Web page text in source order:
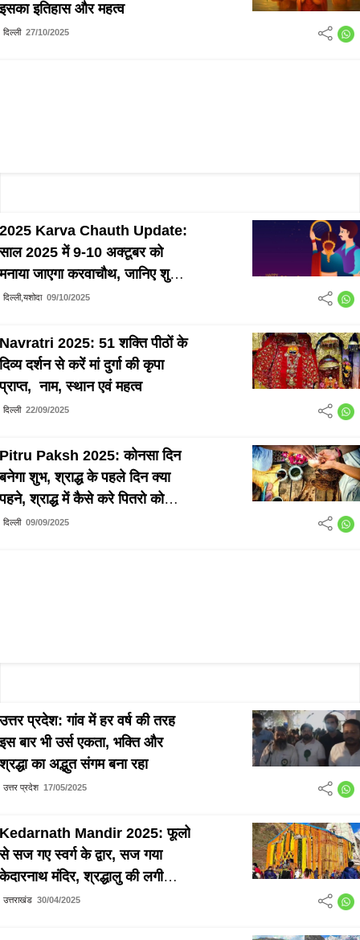
इसका इतिहास और महत्व
दिल्ली 27/10/2025
2025 Karva Chauth Update:
साल 2025 में 9-10 अक्टूबर को
मनाया जाएगा करवाचौथ, जानिए शुभ
मुहूर्त
दिल्ली,यशोदा 09/10/2025
Navratri 2025: 51 शक्ति पीठों के
दिव्य दर्शन से करें मां दुर्गा की कृपा
प्राप्त, नाम, स्थान एवं महत्व
दिल्ली 22/09/2025
Pitru Paksh 2025: कोनसा दिन
बनेगा शुभ, श्राद्ध के पहले दिन क्या
पहने, श्राद्ध में कैसे करे पितरो को
खुश
दिल्ली 09/09/2025
उत्तर प्रदेश: गांव में हर वर्ष की तरह
इस बार भी उर्स एकता, भक्ति और
श्रद्धा का अद्भुत संगम बना रहा
उत्तर प्रदेश 17/05/2025
Kedarnath Mandir 2025: फूलो
से सज गए स्वर्ग के द्वार, सज गया
केदारनाथ मंदिर, श्रद्धालु की लगी
लम्बी लम्बी कतार
उत्तराखंड 30/04/2025